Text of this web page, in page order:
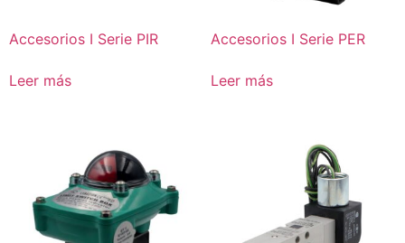
Accesorios I Serie PIR
Leer más
Accesorios I Serie PER
Leer más